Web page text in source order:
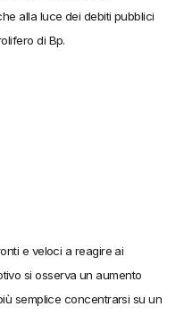
alla luce dei debiti pubblici
di Bp.
e veloci a reagire ai
si osserva un aumento
semplice concentrarsi su un